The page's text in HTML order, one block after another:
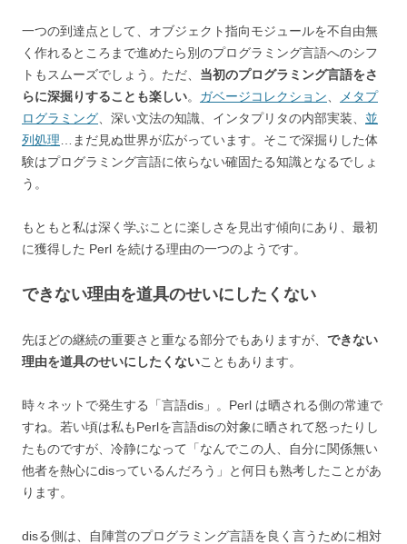
一つの到達点として、オブジェクト指向モジュールを不自由無
く作れるところまで進めたら別のプログラミング言語へのシフ
トもスムーズでしょう。ただ、 当初のプログラミング言語をさ
らに深掘りすることも楽しい。 ガベージコレクション
メタプ
ログラミング 、深い文法の知識、インタプリタの内部実装、 並
列処理 …まだ見ぬ世界が広がっています。そこで深掘りした体
験はプログラミング言語に依らない確固たる知識となるでしょ
う。
もともと私は深く学ぶことに楽しさを見出す傾向にあり、最初
に獲得した Perl を続ける理由の一つのようです。
できない理由を道具のせいにしたくない
先ほどの継続の重要さと重なる部分でもありますが、 できない
理由を道具のせいにしたくないこともあります。
時々ネットで発生する「言語dis」。Perl は晒される側の常連で
すね。若い頃は私もPerlを言語disの対象に晒されて怒ったりし
たものですが、冷静になって「なんでこの人、自分に関係無い
他者を熱心にdisっているんだろう」と何日も熟考したことがあ
ります。
disる側は、自陣営のプログラミング言語を良く言うために相対